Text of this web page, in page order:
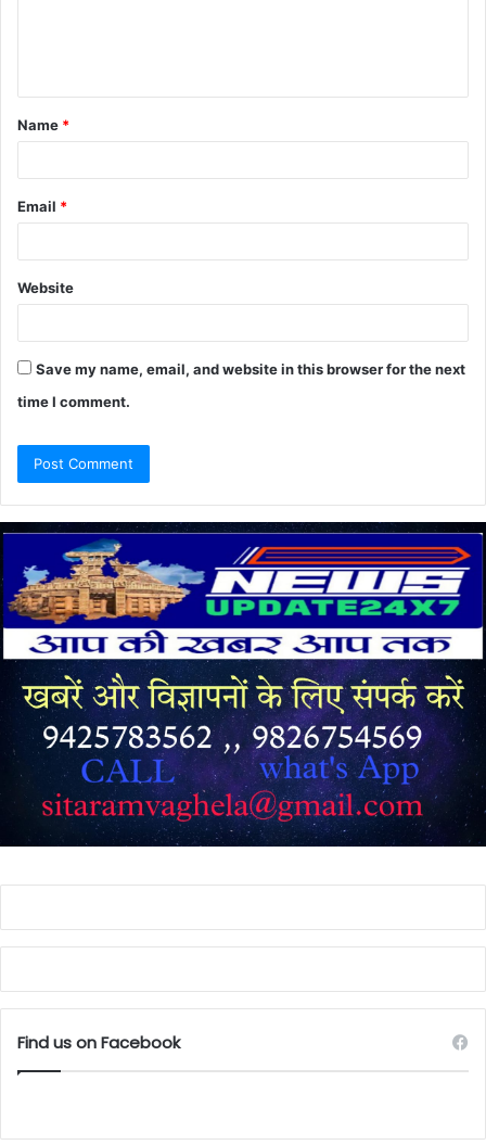
t
*
Name *
Email *
Website
Save my name, email, and website in this browser for the next
time I comment.
Find us on Facebook